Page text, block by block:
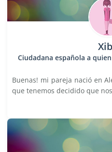
Ciudadana española a
Buenas! mi pareja nació en
que tenemos decidido que